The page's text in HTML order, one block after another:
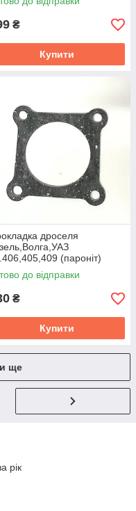
₴
Купити
дроселя
(паронiт)
406.1148015
до відправки
₴
Купити
ще
рік